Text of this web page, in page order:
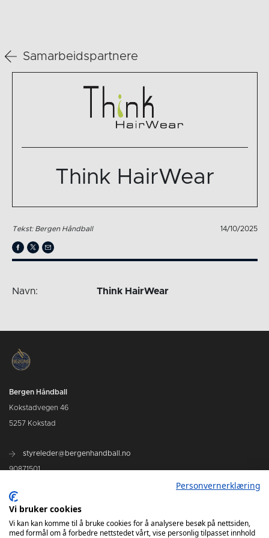
Samarbeidspartnere
Think HairWear
Tekst: Bergen Håndball 14/10/2025
Navn: Think HairWear
Bergen Håndball
Kokstadvegen 46
5257 Kokstad
styreleder@bergenhandball.no
90871501
Kamper Bergen Håndball
Personvernerklæring
Vi bruker cookies
Vi kan kan komme til å bruke cookies for å analysere besøk på nettsiden,
med formål om å forbedre nettstedet vårt, vise personlig tilpasset innhold